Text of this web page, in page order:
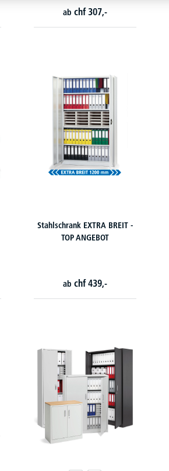
ab chf 307,-
Stahlschrank EXTRA BREIT -
TOP ANGEBOT
ab chf 439,-